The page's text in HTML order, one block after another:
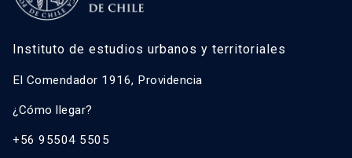
Instituto de estudios urbanos y territoriales
El Comendador 1916, Providencia
¿Cómo llegar?
+56 95504 5505